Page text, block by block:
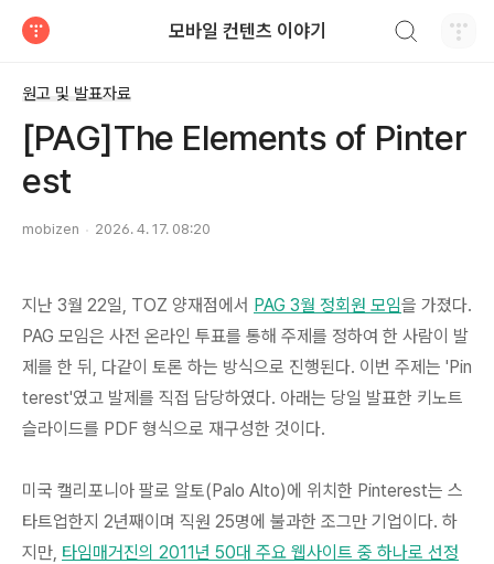
모바일 컨텐츠 이야기
원고 및 발표자료
[PAG]The Elements of Pinter
est
mobizen 2026. 4. 17. 08:20
지난 3월 22일, TOZ 양재점에서 PAG 3월 정회원 모임을 가졌다.
PAG 모임은 사전 온라인 투표를 통해 주제를 정하여 한 사람이 발
제를 한 뒤, 다같이 토론 하는 방식으로 진행된다. 이번 주제는 'Pin
terest'였고 발제를 직접 담당하였다. 아래는 당일 발표한 키노트
슬라이드를 PDF 형식으로 재구성한 것이다.
미국 캘리포니아 팔로 알토(Palo Alto)에 위치한 Pinterest는 스
타트업한지 2년째이며 직원 25명에 불과한 조그만 기업이다. 하
지만, 타임매거진의 2011년 50대 주요 웹사이트 중 하나로 선정